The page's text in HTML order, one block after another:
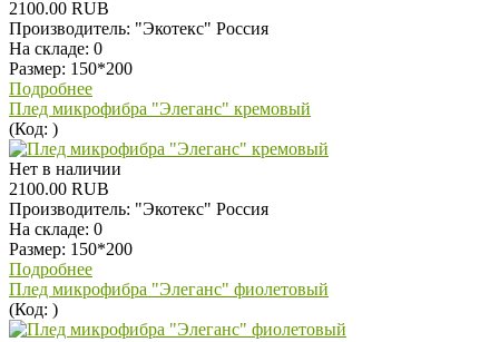
2100.00 RUB
Производитель: "Экотекс" Россия
На складе: 0
Размер: 150*200
Подробнее
Плед микрофибра "Элеганс" кремовый
(Код: )
Нет в наличии
2100.00 RUB
Производитель: "Экотекс" Россия
На складе: 0
Размер: 150*200
Подробнее
Плед микрофибра "Элеганс" фиолетовый
(Код: )